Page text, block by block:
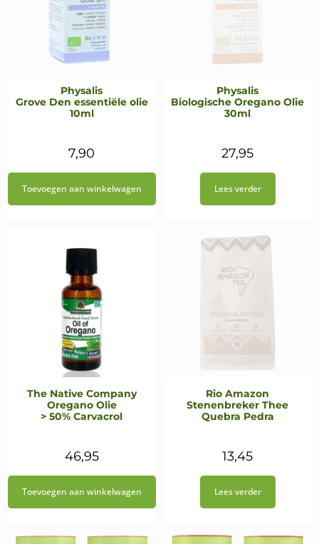
Physalis
Grove Den essentiële olie
10ml
7,90
Toevoegen aan winkelwagen
Physalis
Biologische Oregano Olie
30ml
27,95
Lees verder
The Native Company
Oregano Olie
> 50% Carvacrol
46,95
Toevoegen aan winkelwagen
Rio Amazon
Stenenbreker Thee
Quebra Pedra
13,45
Lees verder